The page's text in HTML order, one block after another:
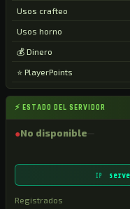
⚡ ESTADO DEL SERVIDOR
●No disponible
IP
Registrados
Usos crafteo
Usos horno
💰 Dinero
⭐ PlayerPoints